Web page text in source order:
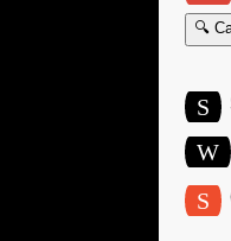
🔍
S
W
S